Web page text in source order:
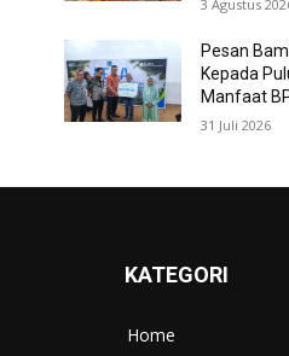
3 Agustus
Pesan
Kepada
Manfaat
31 Juli 2026
KATEGORI
Home